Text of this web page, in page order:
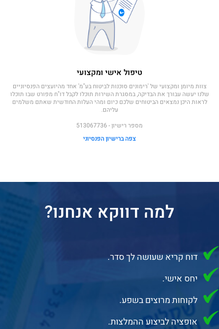
טיפול אישי ומקצועי
צוות מיומן ומקצועי של 'רימונים סוכנות לביטוח בע"מ' אחד מהיועצים הפנסיוניים
שלנו יעשה עבורך את הבדיקה, במסגרת השירות תוכלו לקבל דו"ח מפורט שבו תוכלו
לראות היכן נמצאים הביטוחים שלכם כיום ומהי העלות החודשית שאתם משלמים
עליהם.
מספר רישיון - 513067736
צפה ברישיון הפנסיוני
למה דווקא אנחנו?
דוח קריא שעושה לך סדר.
יחס אישי.
לקוחות מרוצים בשפע.
אופציה לביצוע ההמלצות.